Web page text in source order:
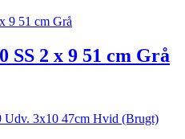
SS 2 x 9 51 cm Grå